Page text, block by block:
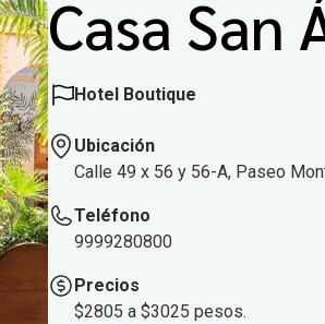
Casa San
Hotel Boutique
Ubicación
Calle 49 x 56 y 56-A, Paseo
Teléfono
9999280800
Precios
$2805 a $3025 pesos.